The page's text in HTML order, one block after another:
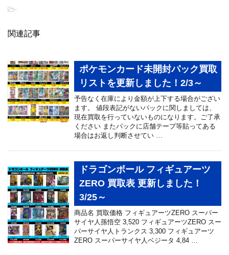
-
関連記事
ポケモンカード未開封パック買取
リストを更新しました！2/3～
予告なく在庫により金額が上下する場合がござい
ます。 値段表記がないパックに関しましては、
現在買取を行っていないものになります。ご了承
ください またパックに店舗テープ等貼ってある
場合はお返し判断させてい …
ドラゴンボール フィギュアーツ
ZERO 買取表 更新しました！
3/25～
商品名 買取価格 フィギュアーツZERO スーパー
サイヤ人孫悟空 3,520 フィギュアーツZERO スー
パーサイヤ人トランクス 3,300 フィギュアーツ
ZERO スーパーサイヤ人ベジータ 4,84 …